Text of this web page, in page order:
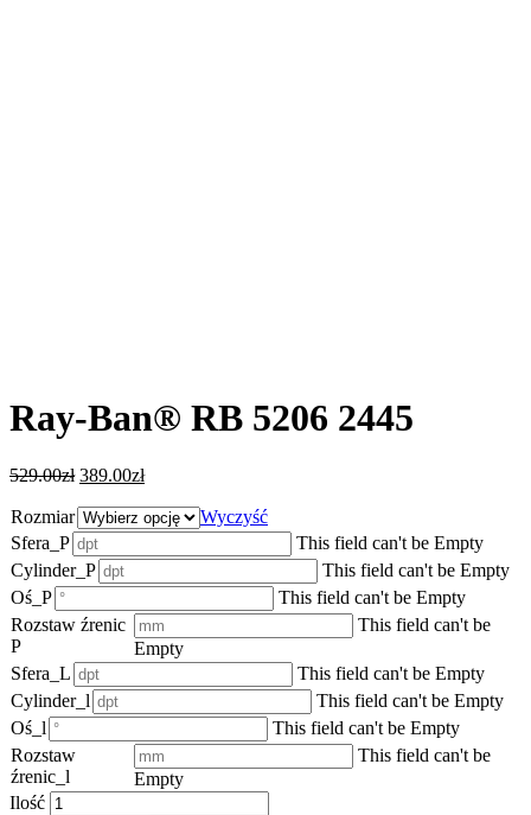
Ray-Ban® RB 5206 2445
529.00zł 389.00zł
Rozmiar
Wyczyść
Sfera_P
This field can't be Empty
Cylinder_P
This field can't be Empty
Oś_P
This field can't be Empty
Rozstaw źrenic
P
This field can't be
Empty
Sfera_L
This field can't be Empty
Cylinder_l
This field can't be Empty
Oś_l
This field can't be Empty
Rozstaw
źrenic_l
This field can't be
Empty
Ilość